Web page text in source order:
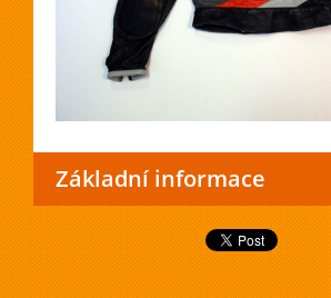
Základní informace